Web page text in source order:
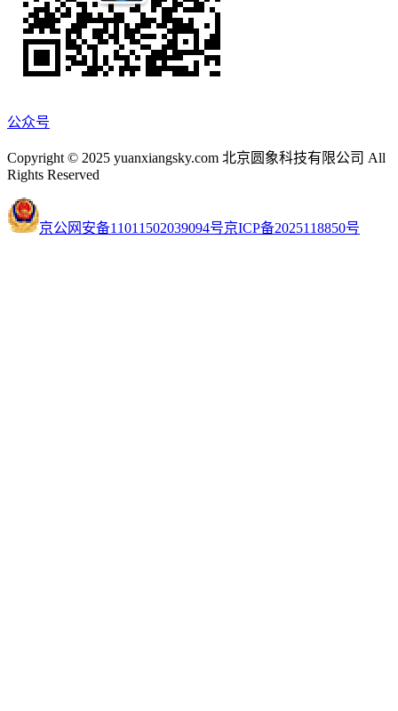
公众号
Copyright © 2025 yuanxiangsky.com 北京圆象科技有限公司 All
Rights Reserved
京公网安备11011502039094号京ICP备2025118850号